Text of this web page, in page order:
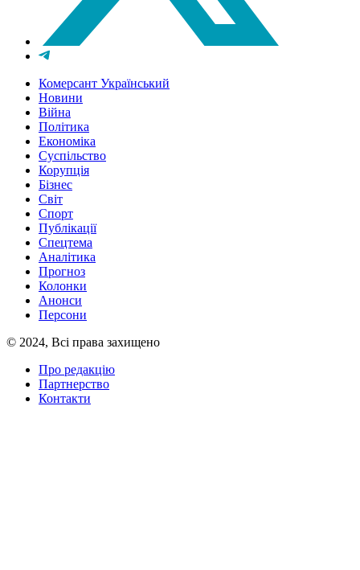
Комерсант Український
Новини
Війна
Політика
Економіка
Суспільство
Корупція
Бізнес
Світ
Спорт
Публікації
Спецтема
Аналітика
Прогноз
Колонки
Анонси
Персони
© 2024, Всі права захищено
Про редакцію
Партнерство
Контакти